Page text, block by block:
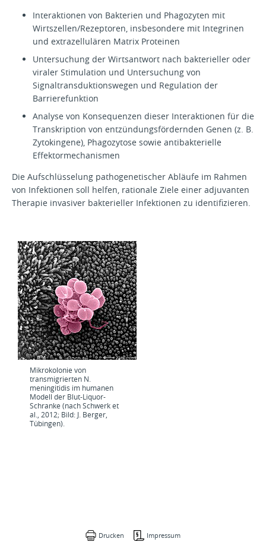
Interaktionen von Bakterien und Phagozyten mit
Wirtszellen/Rezeptoren, insbesondere mit Integrinen
und extrazellulären Matrix Proteinen
Untersuchung der Wirtsantwort nach bakterieller oder
viraler Stimulation und Untersuchung von
Signaltransduktionswegen und Regulation der
Barrierefunktion
Analyse von Konsequenzen dieser Interaktionen für die
Transkription von entzündungsfördernden Genen (z. B.
Zytokingene), Phagozytose sowie antibakterielle
Effektormechanismen
Die Aufschlüsselung pathogenetischer Abläufe im Rahmen
von Infektionen soll helfen, rationale Ziele einer adjuvanten
Therapie invasiver bakterieller Infektionen zu identifizieren.
Mikrokolonie von
transmigrierten N.
meningitidis im humanen
Modell der Blut-Liquor-
Schranke (nach Schwerk et
al., 2012; Bild: J. Berger,
Tübingen).
Drucken Impressum